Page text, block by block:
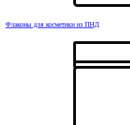
Флаконы для косметики из ПНД